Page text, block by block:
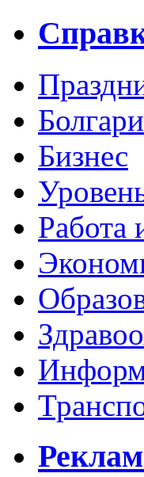
Бизнес
Работа